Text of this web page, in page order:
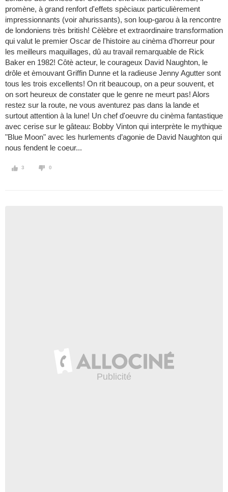
promène, à grand renfort d'effets spèciaux particulièrement
impressionnants (voir ahurissants), son loup-garou à la rencontre
de londoniens très british! Cèlèbre et extraordinaire transformation
qui valut le premier Oscar de l'histoire au cinèma d'horreur pour
les meilleurs maquillages, dû au travail remarquable de Rick
Baker en 1982! Côtè acteur, le courageux David Naughton, le
drôle et èmouvant Griffin Dunne et la radieuse Jenny Agutter sont
tous les trois excellents! On rit beaucoup, on a peur souvent, et
on sort heureux de constater que le genre ne meurt pas! Alors
restez sur la route, ne vous aventurez pas dans la lande et
surtout attention à la lune! Un chef d'oeuvre du cinèma fantastique
avec cerise sur le gâteau: Bobby Vinton qui interprète le mythique
"Blue Moon" avec les hurlements d’agonie de David Naughton qui
nous fendent le coeur...
3 0